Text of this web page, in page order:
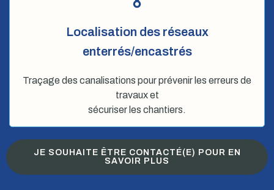
Localisation des réseaux
enterrés/encastrés
Traçage des canalisations pour prévenir les erreurs de
travaux et
sécuriser les chantiers.
JE SOUHAITE ÊTRE CONTACTÉ(E) POUR EN
SAVOIR PLUS